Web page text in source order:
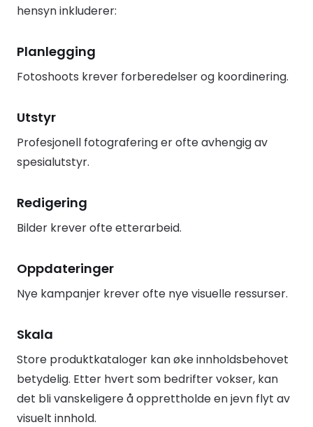
hensyn inkluderer:
Planlegging
Fotoshoots krever forberedelser og koordinering.
Utstyr
Profesjonell fotografering er ofte avhengig av
spesialutstyr.
Redigering
Bilder krever ofte etterarbeid.
Oppdateringer
Nye kampanjer krever ofte nye visuelle ressurser.
Skala
Store produktkataloger kan øke innholdsbehovet
betydelig. Etter hvert som bedrifter vokser, kan
det bli vanskeligere å opprettholde en jevn flyt av
visuelt innhold.